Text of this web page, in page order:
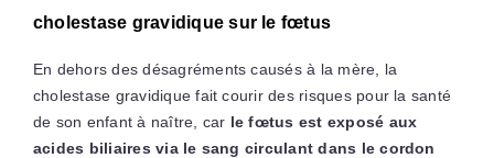
cholestase gravidique sur le fœtus
En dehors des désagréments causés à la mère, la
cholestase gravidique fait courir des risques pour la santé
de son enfant à naître, car le fœtus est exposé aux
acides biliaires via le sang circulant dans le cordon